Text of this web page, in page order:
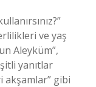
ve yaş
Aleyküm”,
yanıtlar
akşamlar” gibi